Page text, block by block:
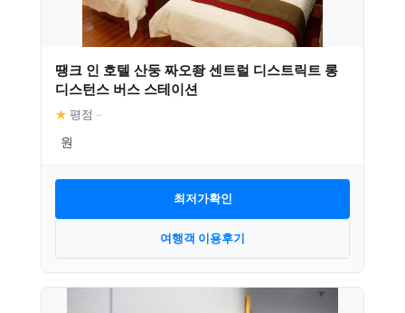
땡크 인 호텔 산둥 짜오좡 센트럴 디스트릭트 롱
디스턴스 버스 스테이션
★ 평점 –
최저가확인
여행객 이용후기